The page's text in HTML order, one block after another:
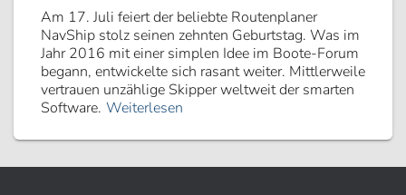
Am 17. Juli feiert der beliebte Routenplaner
NavShip stolz seinen zehnten Geburtstag. Was im
Jahr 2016 mit einer simplen Idee im Boote-Forum
begann, entwickelte sich rasant weiter. Mittlerweile
vertrauen unzählige Skipper weltweit der smarten
Software. Weiterlesen